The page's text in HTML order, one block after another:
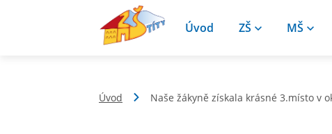
Úvod ZŠ MŠ
Úvod Naše žákyně získala krásné 3.místo v